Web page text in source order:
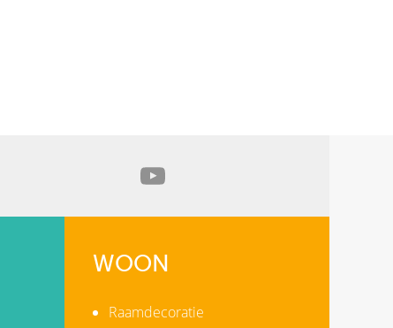
WOON
Raamdecoratie